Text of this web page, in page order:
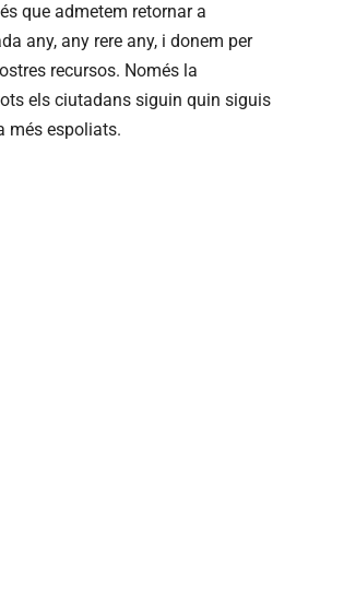
que admetem retornar a
any, any rere any, i donem per
recursos. Només la
els ciutadans siguin quin siguis
més espoliats.